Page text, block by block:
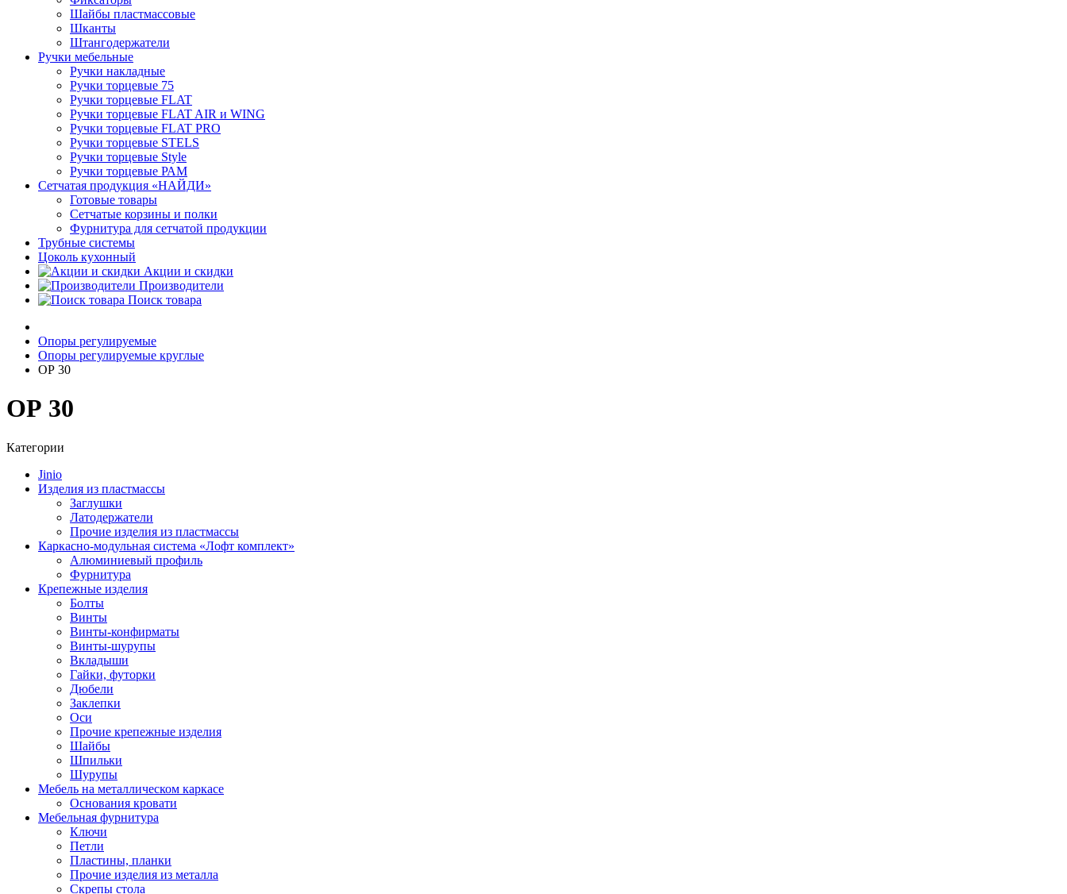
Шайбы пластмассовые
Шканты
Штангодержатели
Ручки мебельные
Ручки накладные
Ручки торцевые 75
Ручки торцевые FLAT
Ручки торцевые FLAT AIR и WING
Ручки торцевые FLAT PRO
Ручки торцевые STELS
Ручки торцевые Style
Ручки торцевые РАМ
Сетчатая продукция «НАЙДИ»
Готовые товары
Сетчатые корзины и полки
Фурнитура для сетчатой продукции
Трубные системы
Цоколь кухонный
Акции и скидки
Производители
Поиск товара
Опоры регулируемые
Опоры регулируемые круглые
ОР 30
ОР 30
Категории
Jinio
Изделия из пластмассы
Заглушки
Латодержатели
Прочие изделия из пластмассы
Каркасно-модульная система «Лофт комплект»
Алюминиевый профиль
Фурнитура
Крепежные изделия
Болты
Винты
Винты-конфирматы
Винты-шурупы
Вкладыши
Гайки, футорки
Дюбели
Заклепки
Оси
Прочие крепежные изделия
Шайбы
Шпильки
Шурупы
Мебель на металлическом каркасе
Основания кровати
Мебельная фурнитура
Ключи
Петли
Пластины, планки
Прочие изделия из металла
Скрепы стола